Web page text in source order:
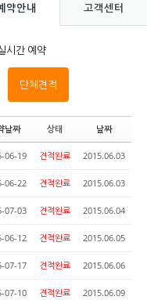
약안내 고객센터
시간 예약
단체견적
날짜 상태 날짜
06-19 견적완료 2015.06.03
06-22 견적완료 2015.06.03
07-03 견적완료 2015.06.04
06-12 견적완료 2015.06.05
07-17 견적완료 2015.06.06
07-10 견적완료 2015.06.09